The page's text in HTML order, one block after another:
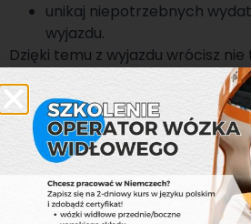
unikaj niepotrzebnych
wyjazdu.
Dzięki temu z wyjazdu wrócisz nie
doświadczeniem, ale i realnymi
5.
jako
przyszłość